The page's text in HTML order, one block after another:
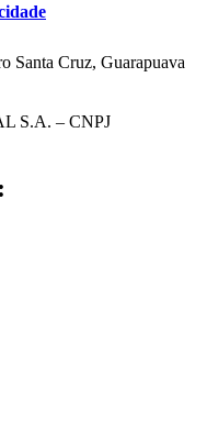
Santa Cruz, Guarapuava
S.A. – CNPJ